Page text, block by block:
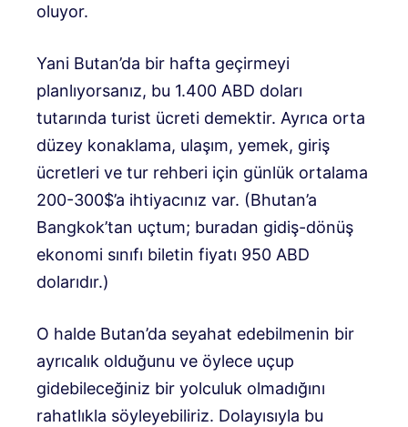
oluyor.
Yani Butan’da bir hafta geçirmeyi
planlıyorsanız, bu 1.400 ABD doları
tutarında turist ücreti demektir. Ayrıca orta
düzey konaklama, ulaşım, yemek, giriş
ücretleri ve tur rehberi için günlük ortalama
200-300$’a ihtiyacınız var. (Bhutan’a
Bangkok’tan uçtum; buradan gidiş-dönüş
ekonomi sınıfı biletin fiyatı 950 ABD
dolarıdır.)
O halde Butan’da seyahat edebilmenin bir
ayrıcalık olduğunu ve öylece uçup
gidebileceğiniz bir yolculuk olmadığını
rahatlıkla söyleyebiliriz. Dolayısıyla bu